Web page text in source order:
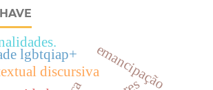
emancipação
discursiva
lgbtqiap+